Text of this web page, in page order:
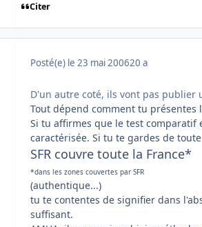
Citer
Posté(e) le 23 mai 200620 a
D'un autre coté, ils vont pas
Tout dépend comment tu présentes
Si tu affirmes que le test
caractérisée. Si tu te gardes de
SFR couvre toute la France*
*dans les zones couvertes par SFR
(authentique...)
tu te contentes de signifier dans
suffisant.